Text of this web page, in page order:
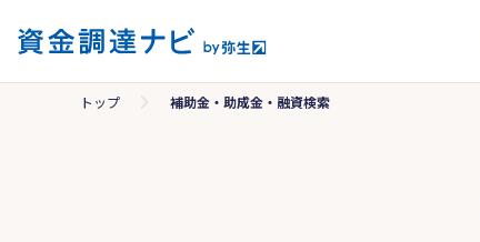
トップ 補助金・助成金・融資検索